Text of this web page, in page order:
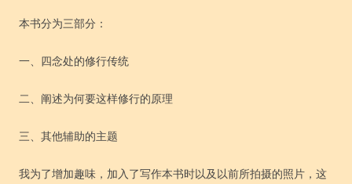
本书分为三部分：
一、四念处的修行传统
二、阐述为何要这样修行的原理
三、其他辅助的主题
我为了增加趣味，加入了写作本书时以及以前所拍摄的照片，这